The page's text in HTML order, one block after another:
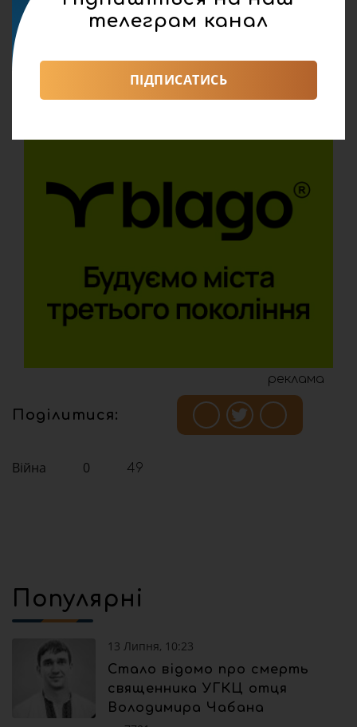
реклама
Поділитися:
Війна 0 49
Популярні
13 Липня, 10:23
Стало відомо про смерть
священника УГКЦ отця
Володимира Чабана
телеграм канал
ПІДПИСАТИСЬ